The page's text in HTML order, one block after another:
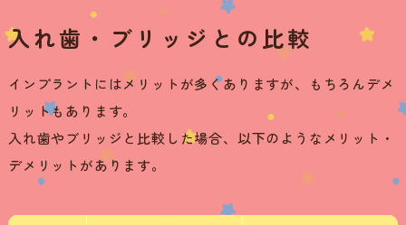
入れ歯・ブリッジとの比較
インプラントにはメリットが多くありますが、もちろんデメ
リットもあります。
入れ歯やブリッジと比較した場合、以下のようなメリット・
デメリットがあります。